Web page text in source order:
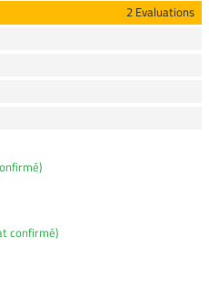
2 Evaluations
confirmé)